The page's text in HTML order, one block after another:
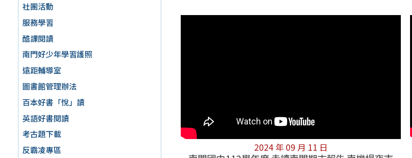
社團活動
服務學習
酷課閱讀
南門好少年學習護照
遠距輔導室
圖書館管理辦法
百本好書「悅」讀
英語好書閱讀
考古題下載
反霸凌專區
2024 年 09 月 11 日